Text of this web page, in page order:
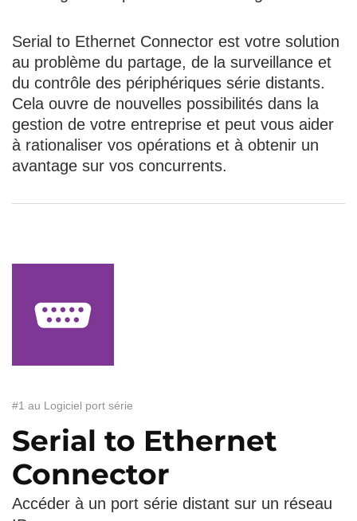
Serial to Ethernet Connector est votre solution
au problème du partage, de la surveillance et
du contrôle des périphériques série distants.
Cela ouvre de nouvelles possibilités dans la
gestion de votre entreprise et peut vous aider
à rationaliser vos opérations et à obtenir un
avantage sur vos concurrents.
#1 au Logiciel port série
Serial to Ethernet
Connector
Accéder à un port série distant sur un réseau